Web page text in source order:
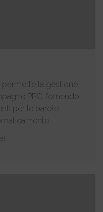
la gestione
PPC, fornendo
per le parole